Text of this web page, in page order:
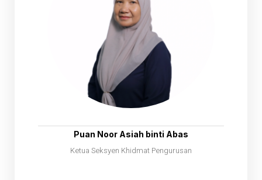
Puan Noor Asiah binti Abas
Ketua Seksyen Khidmat Pengurusan